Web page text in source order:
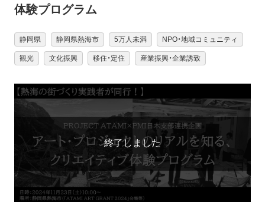
体験プログラム
静岡県 静岡県熱海市 5万人未満 NPO・地域コミュニティ
観光 文化振興 移住・定住 産業振興・企業誘致
終了しました